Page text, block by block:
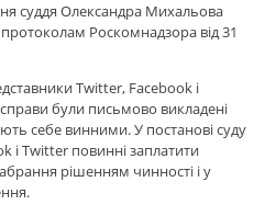
суддя Олександра Михальова
Роскомнадзора від 31
Twitter, Facebook і
були письмово викладені
себе винними. У постанові суду
Twitter повинні заплатити
рішенням чинності і у